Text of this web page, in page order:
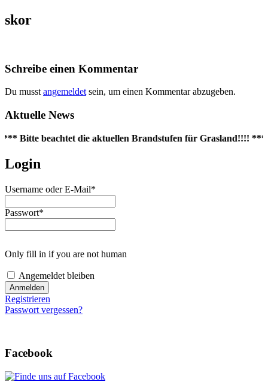
skor
Schreibe einen Kommentar
Du musst angemeldet sein, um einen Kommentar abzugeben.
Aktuelle News
Bitte beachtet die aktuellen Brandstufen für Grasland!!!!
Login
Username oder E-Mail*
Passwort*
Only fill in if you are not human
Angemeldet bleiben
Registrieren
Passwort vergessen?
Facebook